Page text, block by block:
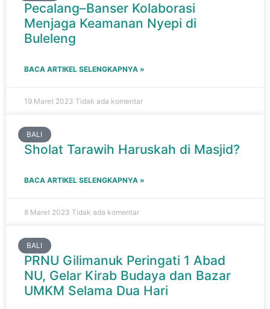
Pecalang–Banser Kolaborasi
Menjaga Keamanan Nyepi di
Buleleng
BACA ARTIKEL SELENGKAPNYA »
19 Maret 2023 Tidak ada komentar
BALI
Sholat Tarawih Haruskah di Masjid?
BACA ARTIKEL SELENGKAPNYA »
8 Maret 2023 Tidak ada komentar
BALI
PRNU Gilimanuk Peringati 1 Abad
NU, Gelar Kirab Budaya dan Bazar
UMKM Selama Dua Hari